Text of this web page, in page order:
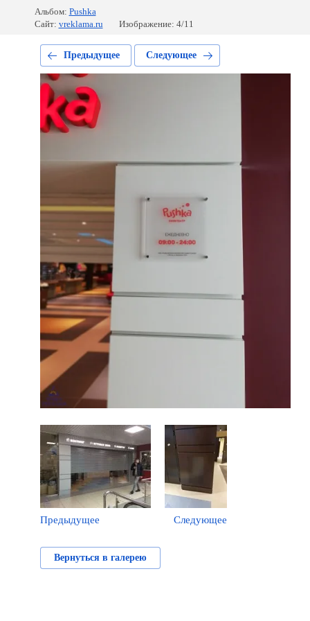
Альбом: Pushka
Сайт: vreklama.ru Изображение: 4/11
Предыдущее Следующее
Предыдущее Следующее
Вернуться в галерею